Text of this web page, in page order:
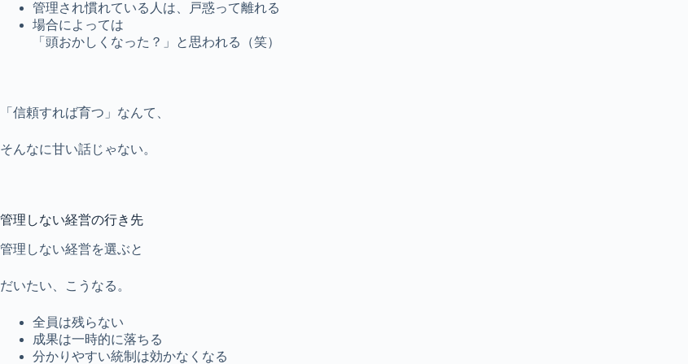
管理され慣れている人は、戸惑って離れる
場合によっては
「頭おかしくなった？」と思われる（笑）
「信頼すれば育つ」なんて、
そんなに甘い話じゃない。
管理しない経営の行き先
管理しない経営を選ぶと
だいたい、こうなる。
全員は残らない
成果は一時的に落ちる
分かりやすい統制は効かなくなる